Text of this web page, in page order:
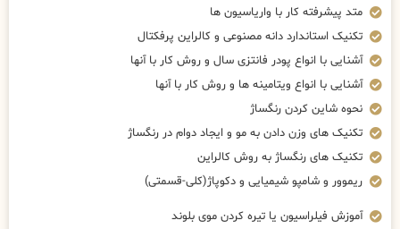
متد پیشرفته کار با واریاسیون ها
تکنیک استاندارد دانه مصنوعی و کالراین پرفکتال
آشنایی با انواع پودر فانتزی سال و روش کار با آنها
آشنایی با انواع ویتامینه ها و روش کار با آنها
نحوه شاین کردن رنگساژ
تکنیک های وزن دادن به مو و ایجاد دوام در رنگساژ
تکنیک های رنگساژ به روش کالراین
ریموور و شامپو شیمیایی و دکوپاژ(کلی-قسمتی)
آموزش فیلراسیون یا تیره کردن موی بلوند